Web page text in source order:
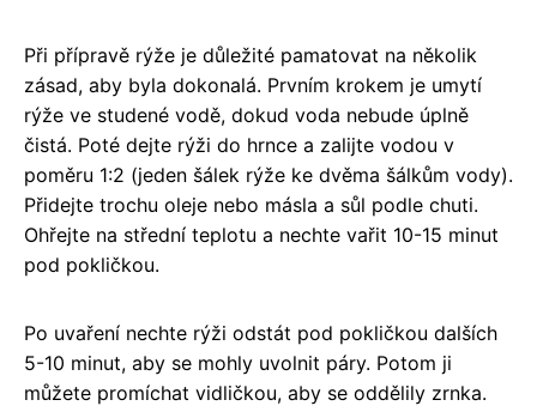
Při přípravě rýže je důležité pamatovat na několik
zásad, aby byla dokonalá. Prvním krokem je umytí
rýže ve studené vodě, dokud voda nebude úplně
čistá. Poté dejte rýži do hrnce a zalijte vodou v
poměru 1:2 (jeden šálek rýže ke dvěma šálkům vody).
Přidejte trochu oleje nebo másla a sůl podle chuti.
Ohřejte na střední teplotu a nechte vařit 10-15 minut
pod pokličkou.
Po uvaření nechte rýži odstát pod pokličkou dalších
5-10 minut, aby se mohly uvolnit páry. Potom ji
můžete promíchat vidličkou, aby se oddělily zrnka.